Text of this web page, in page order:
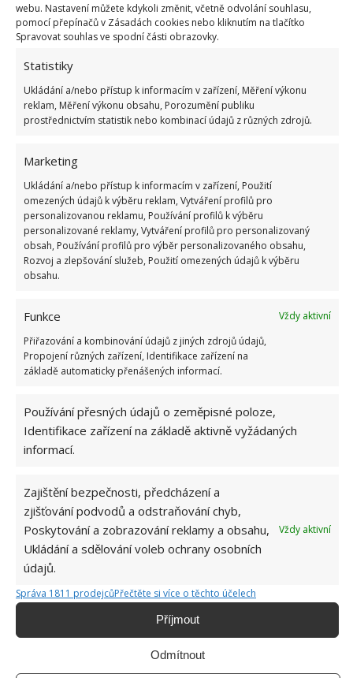
webu. Nastavení můžete kdykoli změnit, včetně odvolání souhlasu,
pomocí přepínačů v Zásadách cookies nebo kliknutím na tlačítko
Spravovat souhlas ve spodní části obrazovky.
Statistiky
Ukládání a/nebo přístup k informacím v zařízení, Měření výkonu
reklam, Měření výkonu obsahu, Porozumění publiku
prostřednictvím statistik nebo kombinací údajů z různých zdrojů.
Marketing
Ukládání a/nebo přístup k informacím v zařízení, Použití
omezených údajů k výběru reklam, Vytváření profilů pro
personalizovanou reklamu, Používání profilů k výběru
personalizované reklamy, Vytváření profilů pro personalizovaný
obsah, Používání profilů pro výběr personalizovaného obsahu,
Rozvoj a zlepšování služeb, Použití omezených údajů k výběru
obsahu.
Funkce
Vždy aktivní
Přiřazování a kombinování údajů z jiných zdrojů údajů,
Propojení různých zařízení, Identifikace zařízení na
základě automaticky přenášených informací.
Používání přesných údajů o zeměpisné poloze,
Identifikace zařízení na základě aktivně vyžádaných
informací.
Zajištění bezpečnosti, předcházení a
zjišťování podvodů a odstraňování chyb,
Poskytování a zobrazování reklamy a obsahu,
Ukládání a sdělování voleb ochrany osobních
údajů.
Vždy aktivní
Správa 1811 prodejcůPřečtěte si více o těchto účelech
Příjmout
Odmítnout
O tom,kdy a jak česnek vysazovat, jsme na
BydlímeÚtulně napsali už dříve.
A ještě pár tipů k pěstování česneku
Česnek ve svém sousedství nesnáší lilek a
Daří se mu v doprovodu bazalky, měsíčku
lékařského a lichořeřišnice.
Jako předplodiny jsou nejvhodnější okurky,
květák, zelí a celer.
Na stejném místě pěstujte česnek až po čtyřech
letech.
HNOJENÍ PĚSTOVÁNÍ